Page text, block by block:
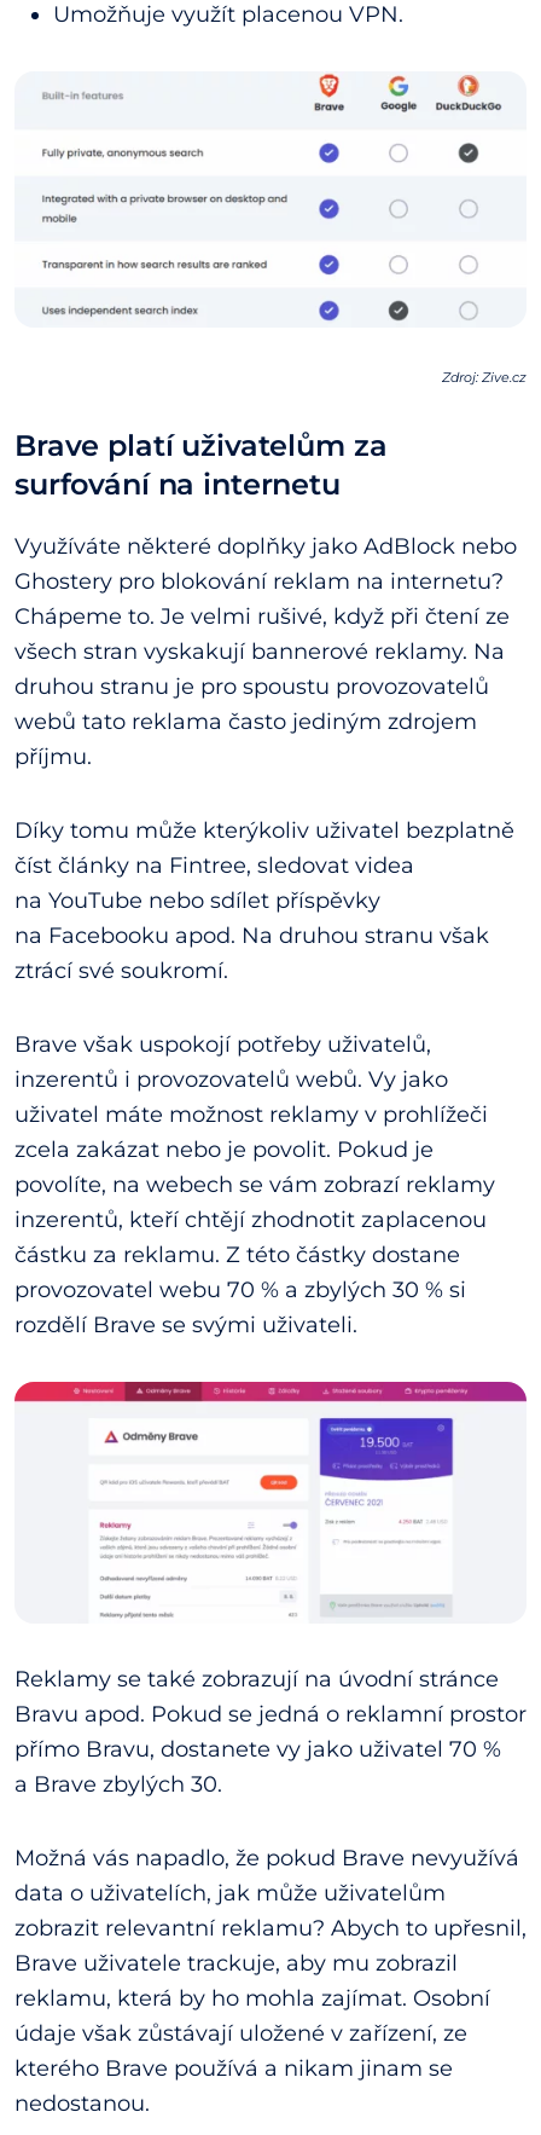
Umožňuje využít placenou VPN.
Zdroj: Zive.cz
Brave platí uživatelům za
surfování na internetu
Využíváte některé doplňky jako AdBlock nebo
Ghostery pro blokování reklam na internetu?
Chápeme to. Je velmi rušivé, když při čtení ze
všech stran vyskakují bannerové reklamy. Na
druhou stranu je pro spoustu provozovatelů
webů tato reklama často jediným zdrojem
příjmu.
Díky tomu může kterýkoliv uživatel bezplatně
číst články na Fintree, sledovat videa
na YouTube nebo sdílet příspěvky
na Facebooku apod. Na druhou stranu však
ztrácí své soukromí.
Brave však uspokojí potřeby uživatelů,
inzerentů i provozovatelů webů. Vy jako
uživatel máte možnost reklamy v prohlížeči
zcela zakázat nebo je povolit. Pokud je
povolíte, na webech se vám zobrazí reklamy
inzerentů, kteří chtějí zhodnotit zaplacenou
částku za reklamu. Z této částky dostane
provozovatel webu 70 % a zbylých 30 % si
rozdělí Brave se svými uživateli.
Reklamy se také zobrazují na úvodní stránce
Bravu apod. Pokud se jedná o reklamní prostor
přímo Bravu, dostanete vy jako uživatel 70 %
a Brave zbylých 30.
Možná vás napadlo, že pokud Brave nevyužívá
data o uživatelích, jak může uživatelům
zobrazit relevantní reklamu? Abych to upřesnil,
Brave uživatele trackuje, aby mu zobrazil
reklamu, která by ho mohla zajímat. Osobní
údaje však zůstávají uložené v zařízení, ze
kterého Brave používá a nikam jinam se
nedostanou.